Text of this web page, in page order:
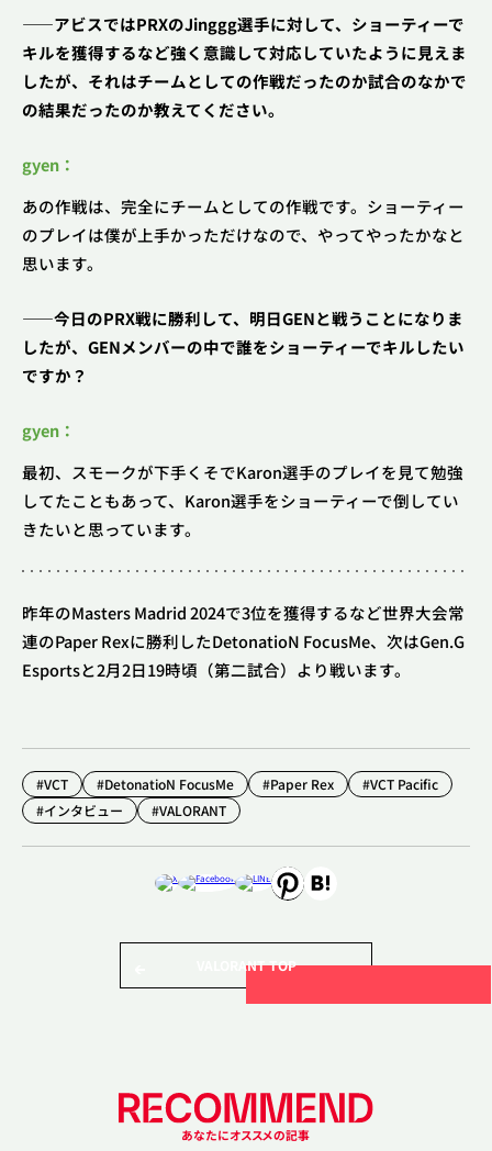
――アビスではPRXのJinggg選手に対して、ショーティーで
キルを獲得するなど強く意識して対応していたように見えま
したが、それはチームとしての作戦だったのか試合のなかで
の結果だったのか教えてください。
gyen：
あの作戦は、完全にチームとしての作戦です。ショーティー
のプレイは僕が上手かっただけなので、やってやったかなと
思います。
――今日のPRX戦に勝利して、明日GENと戦うことになりま
したが、GENメンバーの中で誰をショーティーでキルしたい
ですか？
gyen：
最初、スモークが下手くそでKaron選手のプレイを見て勉強
してたこともあって、Karon選手をショーティーで倒してい
きたいと思っています。
昨年のMasters Madrid 2024で3位を獲得するなど世界大会常
連のPaper Rexに勝利したDetonatioN FocusMe、次はGen.G
Esportsと2月2日19時頃（第二試合）より戦います。
#VCT #DetonatioN FocusMe #Paper Rex
#VCT Pacific
#インタビュー
#VALORANT
VALORANT TOP
あなたにオススメの記事